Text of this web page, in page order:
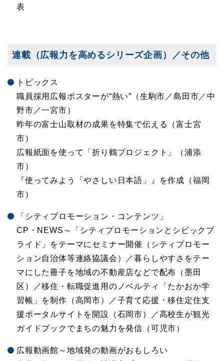
表
連載（広報力を高めるシリーズ企画）／その他
トピックス
職員採用広報ポスターが“熱い”（生駒市／島田市／中
野市／一宮市）
昨年の富士山取材の成果を特集で伝える（富士宮
市）
広報紙面を使って「折り鶴プロジェクト」（浦添
市）
『使ってみよう「やさしい日本語」』を作成（福岡
市）
「シティプロモーション・コンテンツ」
CP・NEWS～「シティプロモーションとシビックプ
ライド」をテーマにセミナー開催（シティプロモー
ション自治体等連絡協議会）／暮らしやすさをテー
マにした冊子を地域の不動産店などで配布（墨田
区）／移住・転職促進用のノベルティ「たかおか学
習帳」を制作（高岡市）／子育て応援・移住定住支
援ポータルサイトを開設（石岡市）／高校生が観光
ガイドブックでまちの魅力を発信（可児市）
広報動画館～地域発の動画がおもしろい